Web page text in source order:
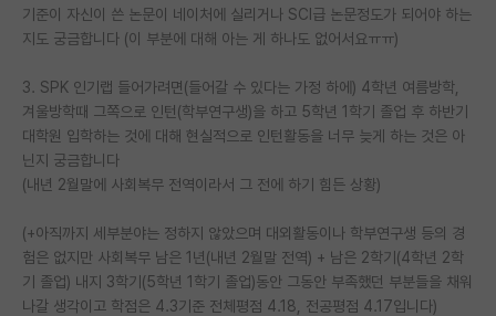
학부 인턴 게시판
임용 후기 게시판
PI 전용 게시판
인문사회 계열 게시판
특수/전문대학원 게시판
반도체/AI 게시판
기준이 자신이 쓴 논문이 네이처에 실리거나 SCI급 논문정도가 되어야 하는
지도 궁금합니다 (이 부분에 대해 아는 게 하나도 없어서요ㅠㅠ)
3. SPK 인기랩 들어가려면(들어갈 수 있다는 가정 하에) 4학년 여름방학,
겨울방학때 그쪽으로 인턴(학부연구생)을 하고 5학년 1학기 졸업 후 하반기
대학원 입학하는 것에 대해 현실적으로 인턴활동을 너무 늦게 하는 것은 아
닌지 궁금합니다
(내년 2월말에 사회복무 전역이라서 그 전에 하기 힘든 상황)
(+아직까지 세부분야는 정하지 않았으며 대외활동이나 학부연구생 등의 경
험은 없지만 사회복무 남은 1년(내년 2월말 전역) + 남은 2학기(4학년 2학
기 졸업) 내지 3학기(5학년 1학기 졸업)동안 그동안 부족했던 부분들을 채워
나갈 생각이고 학점은 4.3기준 전체평점 4.18, 전공평점 4.17입니다)